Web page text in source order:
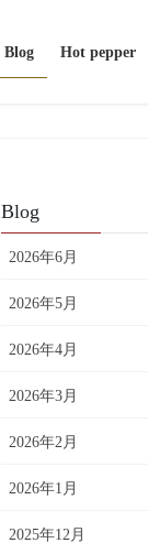
Blog Hot pepper
Blog
2026年6月
2026年5月
2026年4月
2026年3月
2026年2月
2026年1月
2025年12月